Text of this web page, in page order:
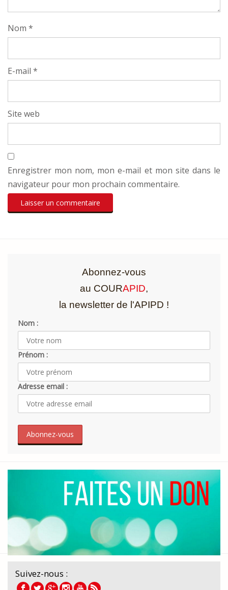
Nom *
E-mail *
Site web
Enregistrer mon nom, mon e-mail et mon site dans le
navigateur pour mon prochain commentaire.
Abonnez-vous
au COURAPID,
la newsletter de l'APIPD !
Nom :
Prénom :
Adresse email :
Suivez-nous :